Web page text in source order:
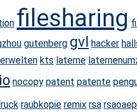
filesharing
gutenberg gvl hacker
kts laterne
nocopy patent patente
raubkopie remix rsa rsaoaep